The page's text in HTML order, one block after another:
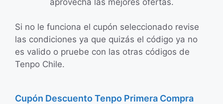
Si no le funciona el cupón seleccionado revise
las condiciones ya que quizás el código ya no
es valido o pruebe con las otras códigos de
Tenpo Chile.
Cupón Descuento Tenpo Primera Compra